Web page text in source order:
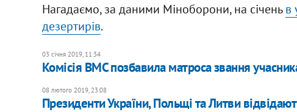
Нагадаємо, за даними Міноборони, на січеньв
дезертирів.
03 січня 2019, 11:34
Комісія ВМС позбавила матроса звання
08 лютого 2019, 23:08
Президенти України, Польщі та Литви